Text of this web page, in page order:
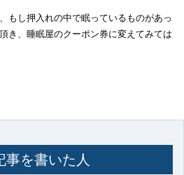
もし押入れの中で眠っているものがあっ
き、睡眠屋のクーポン券に変えてみては
事を書いた人